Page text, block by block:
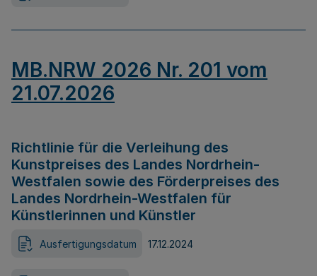
MB.NRW 2026 Nr. 201 vom
21.07.2026
Richtlinie für die Verleihung des
Kunstpreises des Landes Nordrhein-
Westfalen sowie des Förderpreises des
Landes Nordrhein-Westfalen für
Künstlerinnen und Künstler
Ausfertigungsdatum 17.12.2024